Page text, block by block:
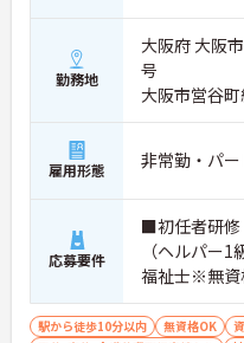
勤務地
大阪府 大阪
号
大阪市営谷
雇用形態 非常勤・パ
応募要件
■初任者研修
（ヘルパー
福祉士※無資
駅から徒歩10分以内 無資格OK